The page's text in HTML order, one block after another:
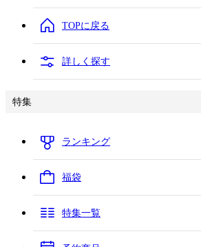
TOPに戻る
詳しく探す
特集
ランキング
福袋
特集一覧